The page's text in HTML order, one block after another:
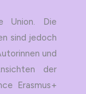
Union. Die
sind jedoch
und
der
Erasmus+